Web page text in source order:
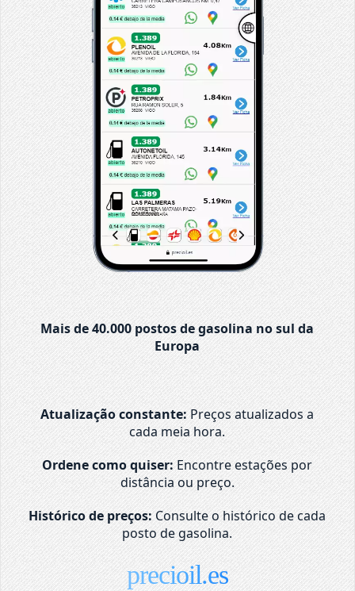
Mais de 40.000 postos de gasolina no sul da
Europa
Atualização constante: Preços atualizados a
cada meia hora.
Ordene como quiser: Encontre estações por
distância ou preço.
Histórico de preços: Consulte o histórico de cada
posto de gasolina.
precioil.es